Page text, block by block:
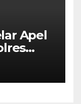
Apel
Musim